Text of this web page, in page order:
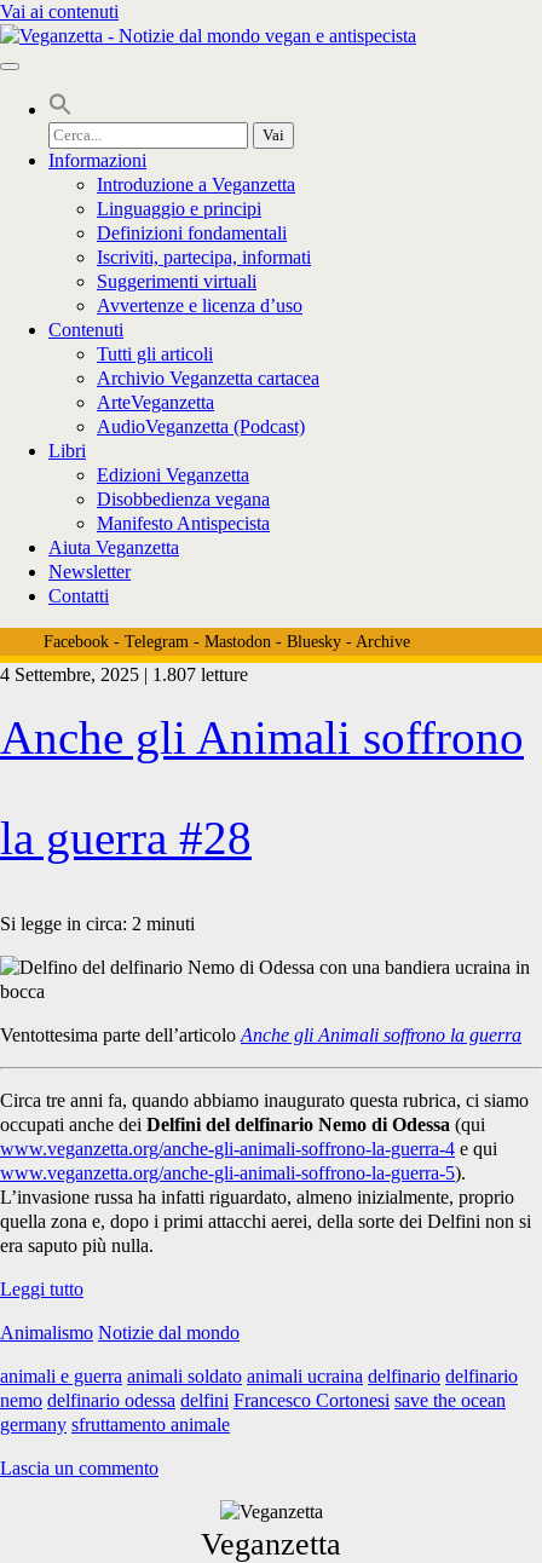
Vai ai contenuti
Cerca
per:
Informazioni
Introduzione a Veganzetta
Linguaggio e principi
Definizioni fondamentali
Iscriviti, partecipa, informati
Suggerimenti virtuali
Avvertenze e licenza d’uso
Contenuti
Tutti gli articoli
Archivio Veganzetta cartacea
ArteVeganzetta
AudioVeganzetta (Podcast)
Libri
Edizioni Veganzetta
Disobbedienza vegana
Manifesto Antispecista
Aiuta Veganzetta
Newsletter
Contatti
Facebook- Telegram- Mastodon- Bluesky- Archive
Tag:
<span>save
the
ocean
germany</span>
4 Settembre, 2025 | 1.807 letture
Anche gli Animali soffrono
la guerra #28
Si legge in circa: 2 minuti
Ventottesima parte dell’articolo Anche gli Animali soffrono la guerra
Circa tre anni fa, quando abbiamo inaugurato questa rubrica, ci siamo
occupati anche dei Delfini del delfinario Nemo di Odessa (qui
www.veganzetta.org/anche-gli-animali-soffrono-la-guerra-4 e qui
www.veganzetta.org/anche-gli-animali-soffrono-la-guerra-5).
L’invasione russa ha infatti riguardato, almeno inizialmente, proprio
quella zona e, dopo i primi attacchi aerei, della sorte dei Delfini non si
era saputo più nulla.
Leggi tuttoAnche
Animali
la
guerra
#28
Animalismo Notizie dal mondo
animali e guerra animali soldato animali ucraina delfinario delfinario
nemo delfinario odessa delfini Francesco Cortonesi save the ocean
germany sfruttamento animale
Lascia un commento
Veganzetta